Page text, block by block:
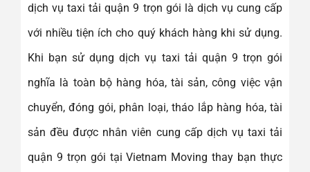
dịch vụ taxi tải quận 9 trọn gói là dịch vụ cung cấp
với nhiều tiện ích cho quý khách hàng khi sử dụng.
Khi bạn sử dụng dịch vụ taxi tải quận 9 trọn gói
nghĩa là toàn bộ hàng hóa, tài sản, công việc vận
chuyển, đóng gói, phân loại, tháo lắp hàng hóa, tài
sản đều được nhân viên cung cấp dịch vụ taxi tải
quận 9 trọn gói tại Vietnam Moving thay bạn thực